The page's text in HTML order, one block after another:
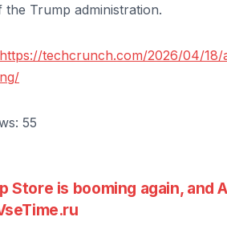
the Trump administration.
https://techcrunch.com/2026/04/
55
Store is booming again, and